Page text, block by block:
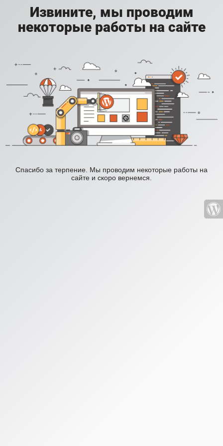
Извините, мы проводим
некоторые работы на сайте
Спасибо за терпение. Мы проводим некоторые работы на
сайте и скоро вернемся.